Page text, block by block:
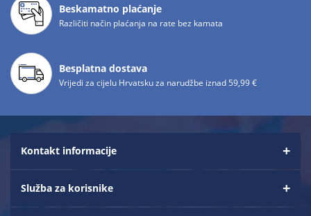
Beskamatno plaćanje
Različiti način plaćanja na rate bez kamata
Besplatna dostava
Vrijedi za cijelu Hrvatsku za narudžbe iznad 59,99 €
Kontakt informacije
Služba za korisnike